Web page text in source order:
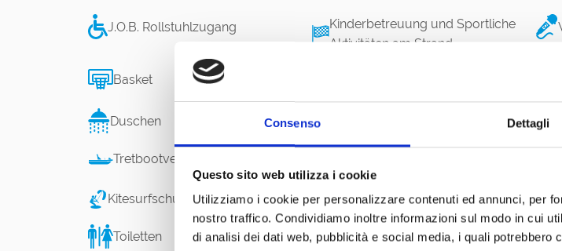
Consenso Dettagli
Questo sito web utilizza i cookie
Utilizziamo i cookie per personalizzare contenuti ed annunci, per
nostro traffico. Condividiamo inoltre informazioni sul modo in cui
di analisi dei dati web, pubblicità e social media, i quali
J.O.B. Rollstuhlzugang
Kinderbetreuung und Sportliche
Aktivitäten am Strand
Basket
Duschen
Tretbootverleih
Kitesurfschule und -verleih SUP Schule und Vermietung
Toiletten Freier Strand